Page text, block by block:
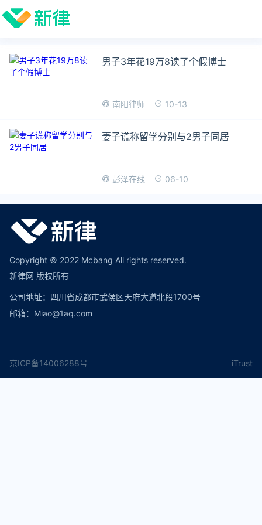
男子3年花19万8读了个假博士
南阳律师 10-13
妻子谎称留学分别与2男子同居
彭泽在线 06-10
Copyright © 2022 Mcbang All rights reserved.
新律网 版权所有
公司地址：四川省成都市武侯区天府大道北段1700号
邮箱：Miao@1aq.com
京ICP备14006288号 iTrust